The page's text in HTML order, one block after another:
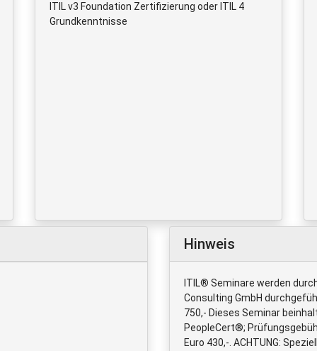
ITIL v3 Foundation Zertifizierung oder ITIL 4
Grundkenntnisse
Hinweis
ITIL® Seminare werden
Consulting GmbH
750,- Dieses Seminar
PeopleCert®;
Euro 430,-. ACHTUNG: